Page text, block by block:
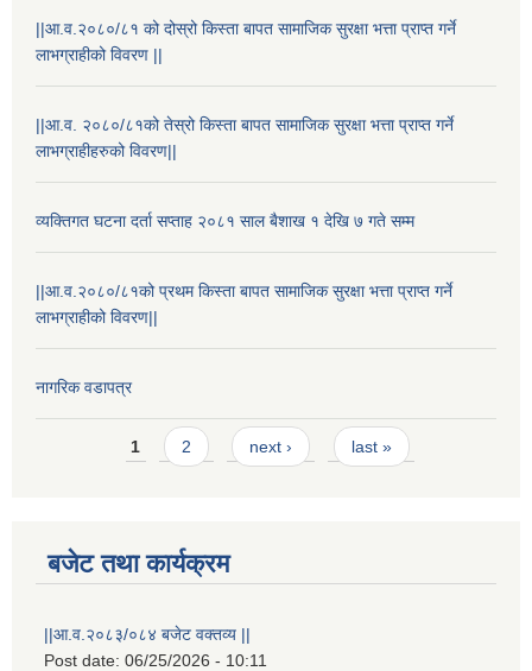
||आ.व.२०८०/८१ को दोस्रो किस्ता बापत सामाजिक सुरक्षा भत्ता प्राप्त गर्ने
लाभग्राहीको विवरण ||
||आ.व. २०८०/८१को तेस्रो किस्ता बापत सामाजिक सुरक्षा भत्ता प्राप्त गर्ने
लाभग्राहीहरुको विवरण||
व्यक्तिगत घटना दर्ता सप्ताह २०८१ साल बैशाख १ देखि ७ गते सम्म
||आ.व.२०८०/८१को प्रथम किस्ता बापत सामाजिक सुरक्षा भत्ता प्राप्त गर्ने
लाभग्राहीको विवरण||
नागरिक वडापत्र
Pages1 2 next › last »
बजेट तथा कार्यक्रम
||आ.व.२०८३/०८४ बजेट वक्तव्य ||
Post date: 06/25/2026 - 10:11